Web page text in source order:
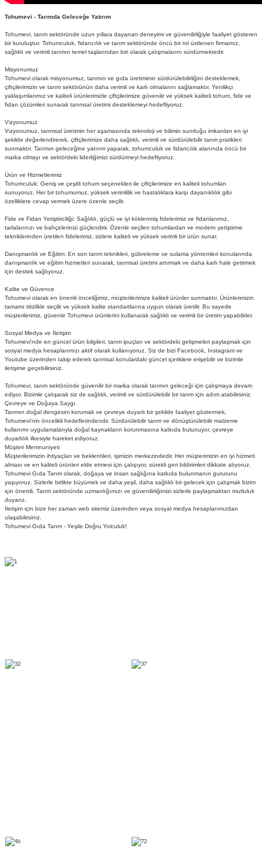
Tohumevi - Tarımda Geleceğe Yatırım
Tohumevi, tarım sektöründe uzun yıllara dayanan deneyimi ve güvenilirliğiyle faaliyet gösteren
bir kuruluştur. Tohumculuk, fidancılık ve tarım sektöründe öncü bir rol üstlenen firmamız,
sağlıklı ve verimli tarımın temel taşlarından biri olarak çalışmalarını sürdürmektedir.
Misyonumuz
Tohumevi olarak misyonumuz, tarımın ve gıda üretiminin sürdürülebilirliğini desteklemek,
çiftçilerimizin ve tarım sektörünün daha verimli ve karlı olmalarını sağlamaktır. Yenilikçi
yaklaşımlarımız ve kaliteli ürünlerimizle çiftçilerimize güvenilir ve yüksek kaliteli tohum, fide ve
fidan çözümleri sunarak tarımsal üretimi desteklemeyi hedefliyoruz.
Vizyonumuz
Vizyonumuz, tarımsal üretimin her aşamasında teknoloji ve bilimin sunduğu imkanları en iyi
şekilde değerlendirerek, çiftçilerimize daha sağlıklı, verimli ve sürdürülebilir tarım pratikleri
sunmaktır. Tarımın geleceğine yatırım yaparak, tohumculuk ve fidancılık alanında öncü bir
marka olmayı ve sektördeki liderliğimizi sürdürmeyi hedefliyoruz.
Ürün ve Hizmetlerimiz
Tohumculuk: Geniş ve çeşitli tohum seçenekleri ile çiftçilerimize en kaliteli tohumları
sunuyoruz. Her bir tohumumuz, yüksek verimlilik ve hastalıklara karşı dayanıklılık gibi
özelliklere cevap vermek üzere özenle seçilir.
Fide ve Fidan Yetiştiriciliği: Sağlıklı, güçlü ve iyi köklenmiş fidelerimiz ve fidanlarımız,
tarlalarınızı ve bahçelerinizi güçlendirir. Özenle seçilen tohumlardan ve modern yetiştirme
tekniklerinden üretilen fidelerimiz, sizlere kaliteli ve yüksek verimli bir ürün sunar.
Danışmanlık ve Eğitim: En son tarım teknikleri, gübreleme ve sulama yöntemleri konularında
danışmanlık ve eğitim hizmetleri sunarak, tarımsal üretimi artırmak ve daha karlı hale getirmek
için destek sağlıyoruz.
Kalite ve Güvence
Tohumevi olarak en önemli önceliğimiz, müşterilerimize kaliteli ürünler sunmaktır. Ürünlerimizin
tamamı titizlikle seçilir ve yüksek kalite standartlarına uygun olarak üretilir. Bu sayede
müşterilerimiz, güvenle Tohumevi ürünlerini kullanarak sağlıklı ve verimli bir üretim yapabilirler.
Sosyal Medya ve İletişim
Tohumevi'nde en güncel ürün bilgileri, tarım ipuçları ve sektördeki gelişmeleri paylaşmak için
sosyal medya hesaplarımızı aktif olarak kullanıyoruz. Siz de bizi Facebook, Instagram ve
Youtube üzerinden takip ederek tarımsal konulardaki güncel içeriklere erişebilir ve bizimle
iletişime geçebilirsiniz.
Tohumevi, tarım sektöründe güvenilir bir marka olarak tarımın geleceği için çalışmaya devam
ediyor. Bizimle çalışarak siz de sağlıklı, verimli ve sürdürülebilir bir tarım için adım atabilirsiniz.
Çevreye ve Doğaya Saygı
Tarımın doğal dengesini korumak ve çevreye duyarlı bir şekilde faaliyet göstermek,
Tohumevi'nin öncelikli hedeflerindendir. Sürdürülebilir tarım ve dönüştürülebilir malzeme
kullanımı uygulamalarıyla doğal kaynakların korunmasına katkıda bulunuyor, çevreye
duyarlılık ilkesiyle hareket ediyoruz.
Müşteri Memnuniyeti
Müşterilerimizin ihtiyaçları ve beklentileri, işimizin merkezindedir. Her müşterimizin en iyi hizmeti
alması ve en kaliteli ürünleri elde etmesi için çalışıyor, sürekli geri bildirimleri dikkate alıyoruz.
Tohumevi Gıda Tarım olarak, doğaya ve insan sağlığına katkıda bulunmanın gururunu
yaşıyoruz. Sizlerle birlikte büyümek ve daha yeşil, daha sağlıklı bir gelecek için çalışmak bizim
için önemli. Tarım sektöründe uzmanlığımızı ve güvenilirliğimizi sizlerle paylaşmaktan mutluluk
duyarız.
İletişim için bize her zaman web sitemiz üzerinden veya sosyal medya hesaplarımızdan
ulaşabilirsiniz.
Tohumevi Gıda Tarım - Yeşile Doğru Yolculuk!